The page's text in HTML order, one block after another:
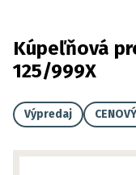
Kúpeľňová
125/999X
Výpredaj